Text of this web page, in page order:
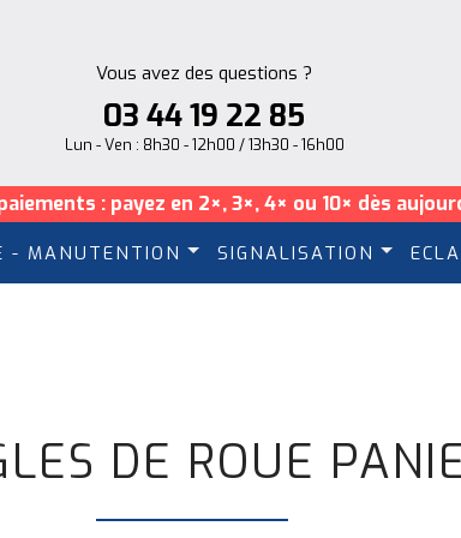
: payez en 2×, 3×, 4× ou 10× dès
- MANUTENTION SIGNALISATION
DE ROUE
Vous avez des questions ?
03 44 19 22 85
Lun - Ven : 8h30 - 12h00 / 13h30 - 16h00